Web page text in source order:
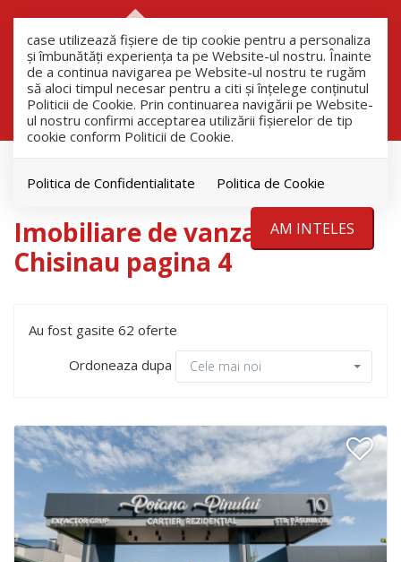
case utilizează fişiere de tip cookie pentru a personaliza
și îmbunătăți experiența ta pe Website-ul nostru. Înainte
de a continua navigarea pe Website-ul nostru te rugăm
să aloci timpul necesar pentru a citi și înțelege conținutul
Politicii de Cookie. Prin continuarea navigării pe Website-
ul nostru confirmi acceptarea utilizării fişierelor de tip
cookie conform Politicii de Cookie.
Politica de Confidentialitate Politica de Cookie
AM INTELES
Filtreaza
Chisinau
Imobiliare de vanzare in
Chisinau pagina 4
Au fost gasite 62 oferte
Ordoneaza dupa
Cele mai noi